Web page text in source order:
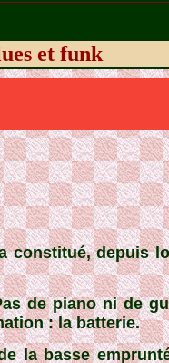
et funk
constitué, depuis
de piano ni de
: la batterie.
la basse